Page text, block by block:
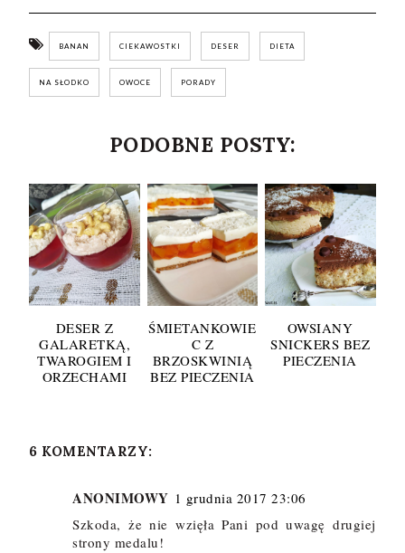
BANAN CIEKAWOSTKI DESER DIETA
NA SŁODKO OWOCE PORADY
PODOBNE POSTY:
DESER Z
GALARETKĄ,
TWAROGIEM I
ORZECHAMI
ŚMIETANKOWIE
C Z
BRZOSKWINIĄ
BEZ PIECZENIA
OWSIANY
SNICKERS BEZ
PIECZENIA
6 KOMENTARZY:
ANONIMOWY 1 grudnia 2017 23:06
Szkoda, że nie wzięła Pani pod uwagę drugiej
strony medalu!